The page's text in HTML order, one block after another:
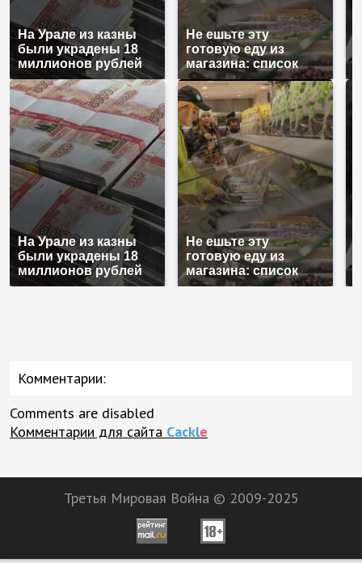
На Урале из казны
были украдены 18
миллионов рублей
Не ешьте эту
готовую еду из
магазина: список
На Урале из казны
были украдены 18
миллионов рублей
Не ешьте эту
готовую еду из
магазина: список
Комментарии:
Comments are disabled
Комментарии для сайта Cackle
Третья Мировая Война © 2009-2025